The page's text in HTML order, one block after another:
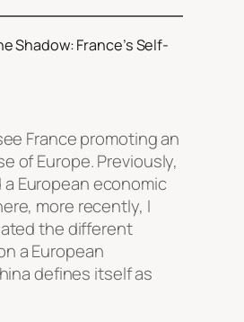
Shadow: France’s Self-
France promoting an
of Europe. Previously,
European economic
more recently, I
the different
a European
defines itself as